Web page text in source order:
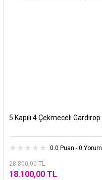
5 Kapılı 4 Çekmeceli Gardırop
0.0 Puan - 0 Yorum
28.800,00 TL
18.100,00 TL